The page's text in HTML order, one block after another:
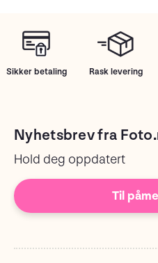
Sikker betaling Rask levering
Nyhetsbrev fra
Hold deg oppdatert
Til